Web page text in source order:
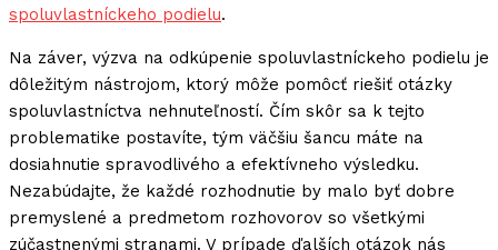
spoluvlastníckeho podielu.
Na záver, výzva na odkúpenie spoluvlastníckeho podielu je
dôležitým nástrojom, ktorý môže pomôcť riešiť otázky
spoluvlastníctva nehnuteľností. Čím skôr sa k tejto
problematike postavíte, tým väčšiu šancu máte na
dosiahnutie spravodlivého a efektívneho výsledku.
Nezabúdajte, že každé rozhodnutie by malo byť dobre
premyslené a predmetom rozhovorov so všetkými
zúčastnenými stranami. V prípade ďalších otázok nás